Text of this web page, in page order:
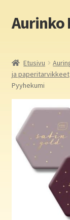
Siirry
navigointiin
Siirry
sisältöön
Aurinko
Yritys
Yhteystiedot
Aurinko
Auringon kirja-
Etusivu
ja paperitarvikkeet
Pyyhekumi